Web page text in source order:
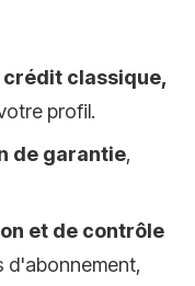
crédit classique,
profil.
de garantie,
et de contrôle
d'abonnement,